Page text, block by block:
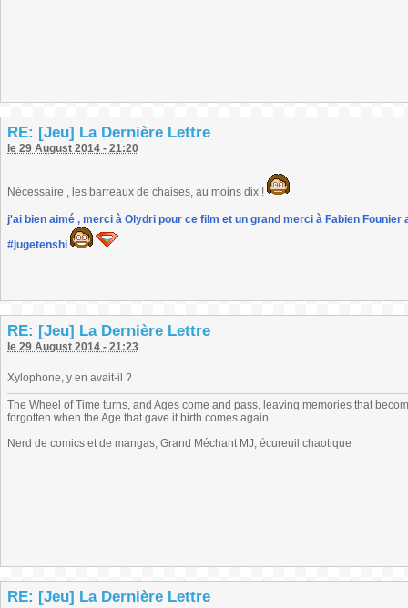
RE: [Jeu] La Dernière Lettre
le 29 August 2014 - 21:20
Nécessaire , les barreaux de chaises, au moins dix !
j'ai bien aimé , merci à Olydri pour ce film et un grand merci à Fabien
#jugetenshi
RE: [Jeu] La Dernière Lettre
le 29 August 2014 - 21:23
Xylophone, y en avait-il ?
The Wheel of Time turns, and Ages come and pass, leaving memories that
forgotten when the Age that gave it birth comes again.
Nerd de comics et de mangas, Grand Méchant MJ, écureuil chaotique
RE: [Jeu] La Dernière Lettre